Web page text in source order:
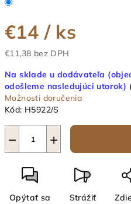
€14 / ks
€11,38 bez DPH
cena:
Na sklade u dodávateľa
odošleme nasledujúci utorok)
Možnosti doručenia
Kód: H5922/S
+
−
Opýtať sa Strážiť